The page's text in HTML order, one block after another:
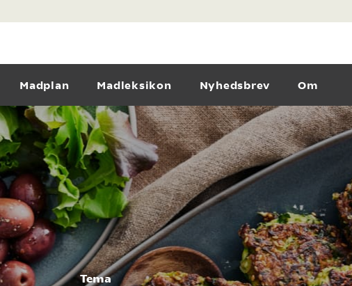
Madplan Madleksikon Nyhedsbrev Om
Tema